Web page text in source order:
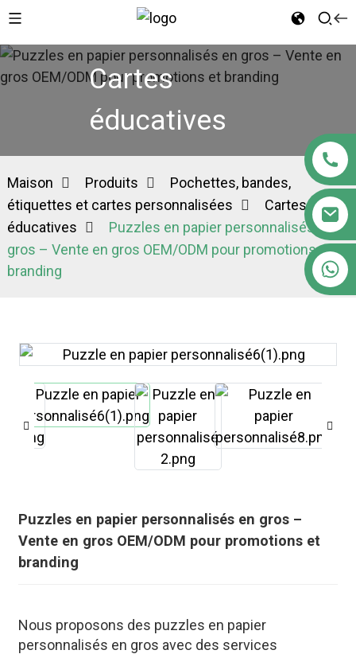
Cartes
éducatives
Maison Produits
Pochettes, bandes,
étiquettes et cartes personnalisées
Cartes
éducatives
Puzzles en papier personnalisés en
gros – Vente en gros OEM/ODM pour promotions et
branding
Puzzles en papier personnalisés en gros –
Vente en gros OEM/ODM pour promotions et
branding
Nous proposons des puzzles en papier
personnalisés en gros avec des services
+86 18122593799